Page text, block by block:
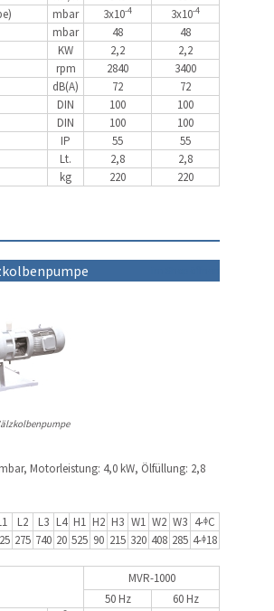
mbar 3x10-4 3x10-4
mbar 48
48
KW 2,2
2,2
rpm 2840
3400
dB(A) 72
72
DIN 100
100
DIN 100
100
IP 55
55
Lt.
2,8
2,8
kg
220 220
Motorleistung: 4,0 kW, Ölfüllung: 2,8
L2 L3 L4 H1 H2 H3 W1 W2 W3 4-ᶲC
275 740 20 525 90 215 320 408 285 4-ᶲ18
MVR-1000
50 Hz
60 Hz